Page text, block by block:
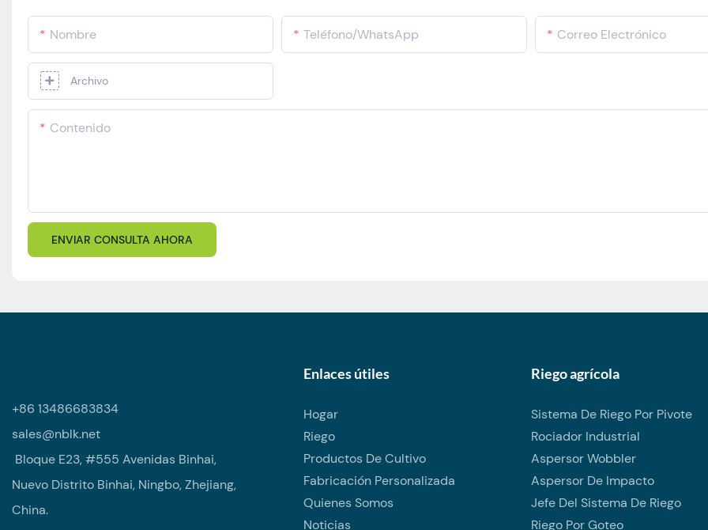
Nombre Teléfono/WhatsApp Correo Electrónico
Archivo
Contenido
ENVIAR CONSULTA AHORA
+86 13486683834
sales@nblk.net
Bloque E23, #555 Avenidas Binhai,
Nuevo Distrito Binhai, Ningbo, Zhejiang,
China.
Enlaces útiles
Hogar
Riego
Productos De Cultivo
Fabricación Personalizada
Quienes Somos
Noticias
Riego agrícola
Sistema De Riego Por Pivote
Rociador Industrial
Aspersor Wobbler
Aspersor De Impacto
Jefe Del Sistema De Riego
Riego Por Goteo